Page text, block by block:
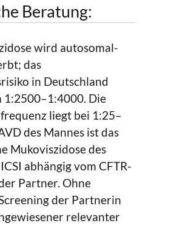
Beratung:
wird autosomal-
das
in Deutschland
1:2500–1:4000. Die
liegt bei 1:25–
des Mannes ist das
Mukoviszidose des
abhängig vom CFTR-
Partner. Ohne
der Partnerin
relevanter